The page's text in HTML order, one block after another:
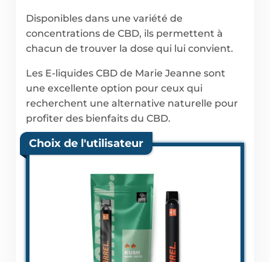
Disponibles dans une variété de
concentrations de CBD, ils permettent à
chacun de trouver la dose qui lui convient.
Les E-liquides CBD de Marie Jeanne sont
une excellente option pour ceux qui
recherchent une alternative naturelle pour
profiter des bienfaits du CBD.
Choix de l'utilisateur